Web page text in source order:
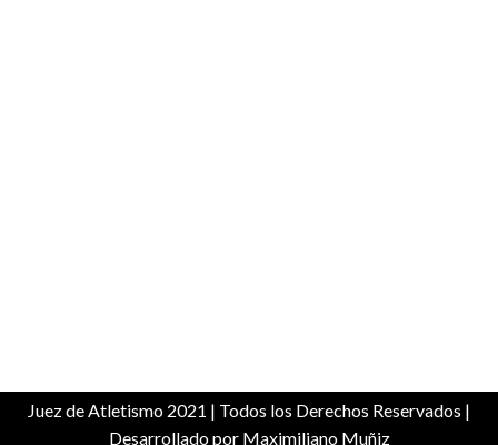
Juez de Atletismo 2021 | Todos los Derechos Reservados |
Desarrollado por Maximiliano Muñiz